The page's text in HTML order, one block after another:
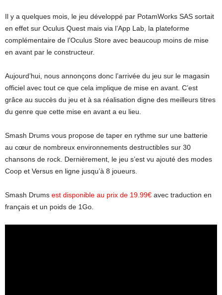
Il y a quelques mois, le jeu développé par PotamWorks SAS sortait
en effet sur Oculus Quest mais via l’App Lab, la plateforme
complémentaire de l’Oculus Store avec beaucoup moins de mise
en avant par le constructeur.
Aujourd’hui, nous annonçons donc l’arrivée du jeu sur le magasin
officiel avec tout ce que cela implique de mise en avant. C’est
grâce au succès du jeu et à sa réalisation digne des meilleurs titres
du genre que cette mise en avant a eu lieu.
Smash Drums vous propose de taper en rythme sur une batterie
au cœur de nombreux environnements destructibles sur 30
chansons de rock. Dernièrement, le jeu s’est vu ajouté des modes
Coop et Versus en ligne jusqu’à 8 joueurs.
Smash Drums est disponible au prix de 19.99€ avec traduction en
français et un poids de 1Go.